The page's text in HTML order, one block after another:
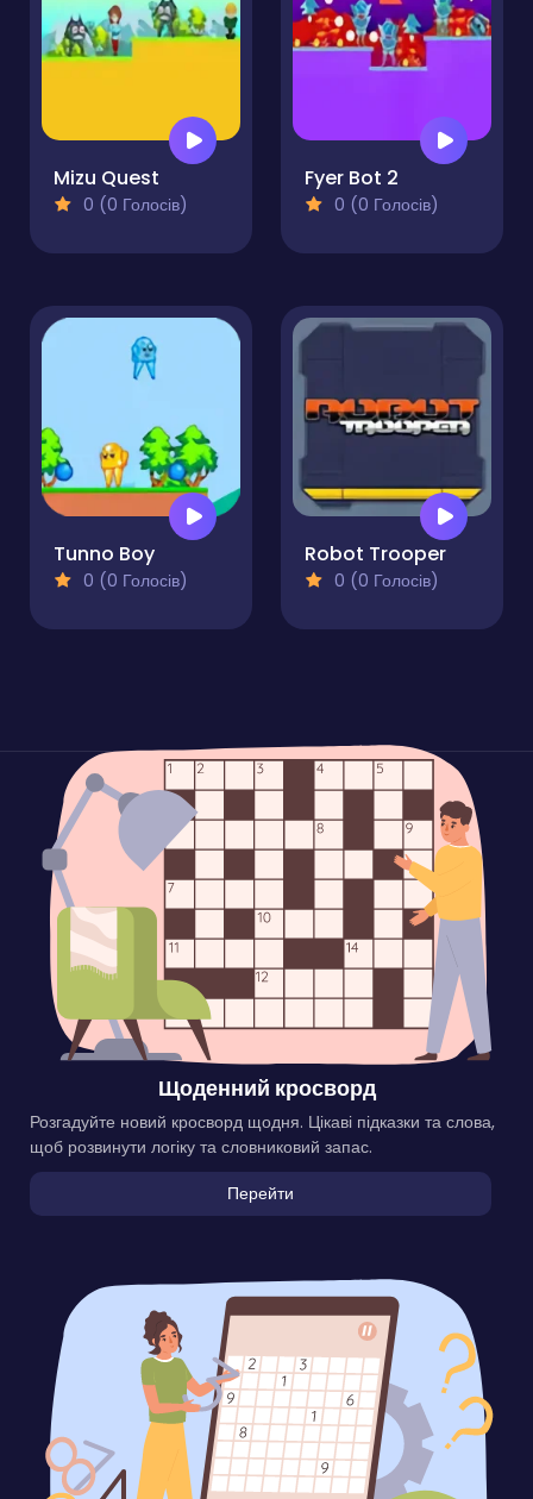
Mizu Quest
0 (0 Голосів)
Fyer Bot 2
0 (0 Голосів)
Tunno Boy
0 (0 Голосів)
Robot Trooper
0 (0 Голосів)
Щоденний кросворд
Розгадуйте новий кросворд щодня. Цікаві підказки та слова,
щоб розвинути логіку та словниковий запас.
Перейти